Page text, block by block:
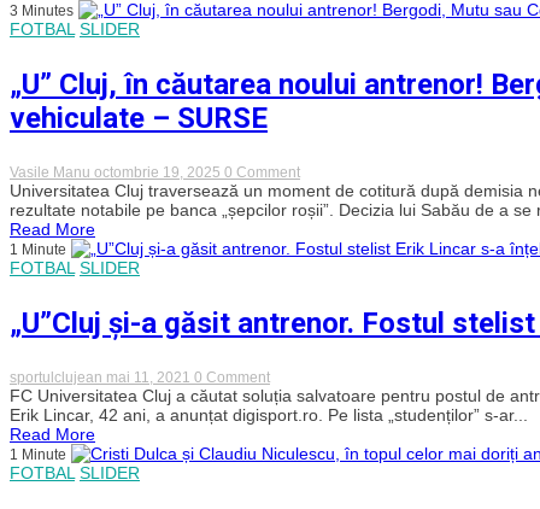
3 Minutes
FOTBAL SLIDER
„U” Cluj, în căutarea noului antrenor!
vehiculate – SURSE
Vasile Manu octombrie 19, 2025 0 Commenton
„U”
Cluj,
în
noului
sau
Conceicao,
vehiculate
–
SURSE
Universitatea Cluj traversează un moment de cotitură după demisia
rezultate notabile pe banca „șepcilor roșii”. Decizia lui Sabău de a se
Read More
1 Minute
FOTBAL SLIDER
„U”Cluj și-a găsit antrenor. Fostul
sportulclujean mai 11, 2021 0 Commenton
„U”Cluj
și-
a
antrenor.
FC Universitatea Cluj a căutat soluția salvatoare pentru postul de
Erik Lincar, 42 ani, a anunțat digisport.ro. Pe lista „studenților” s-ar...
Read More
1 Minute
FOTBAL SLIDER